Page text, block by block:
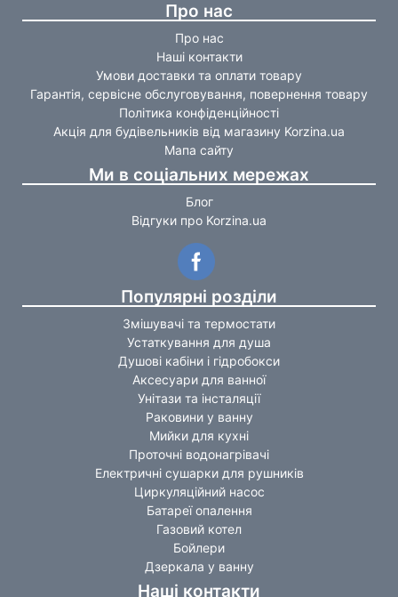
Про нас
Про нас
Наші контакти
Умови доставки та оплати товару
Гарантія, сервісне обслуговування, повернення товару
Політика конфіденційності
Акція для будівельників від магазину Korzina.ua
Мапа сайту
Ми в соціальних мережах
Блог
Відгуки про Korzina.ua
Популярні розділи
Змішувачі та термостати
Устаткування для душа
Душові кабіни і гідробокси
Аксесуари для ванної
Унітази та інсталяції
Раковини у ванну
Мийки для кухні
Проточні водонагрівачі
Електричні сушарки для рушників
Циркуляційний насос
Батареї опалення
Газовий котел
Бойлери
Дзеркала у ванну
Наші контакти